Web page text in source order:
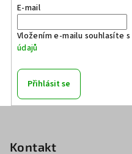
E-mail
Vložením e-mailu souhlasíte s
údajů
Přihlásit se
Kontakt